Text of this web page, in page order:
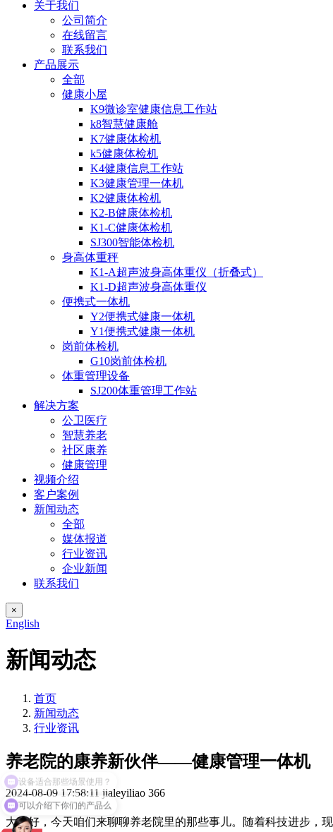
关于我们
公司简介
在线留言
联系我们
产品展示
全部
健康小屋
K9微诊室健康信息工作站
k8智慧健康舱
K7健康体检机
k5健康体检机
K4健康信息工作站
K3健康管理一体机
K2健康体检机
K2-B健康体检机
K1-C健康体检机
SJ300智能体检机
身高体重秤
K1-A超声波身高体重仪（折叠式）
K1-D超声波身高体重仪
便携式一体机
Y2便携式健康一体机
Y1便携式健康一体机
岗前体检机
G10岗前体检机
体重管理设备
SJ200体重管理工作站
解决方案
公卫医疗
智慧养老
社区康养
健康管理
视频介绍
客户案例
新闻动态
全部
媒体报道
行业资讯
企业新闻
联系我们
×
English
新闻动态
首页
新闻动态
行业资讯
养老院的康养新伙伴——健康管理一体机
2024-08-09 17:58:11 jialeyiliao 366
大家好，今天咱们来聊聊养老院里的那些事儿。随着科技进步，
可以介绍下你们的产品么